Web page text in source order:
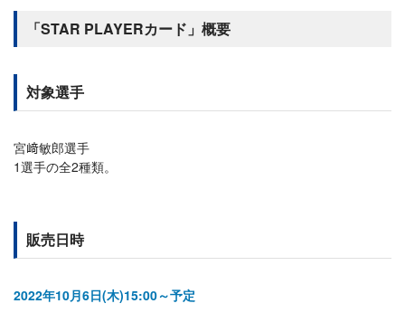
「STAR PLAYERカード」概要
対象選手
宮﨑敏郎選手
1選手の全2種類。
販売日時
2022年10月6日(木)15:00～予定